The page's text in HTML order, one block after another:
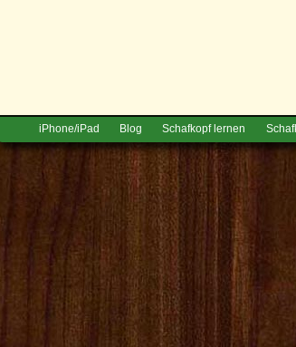
iPhone/iPad Blog Schafkopf lernen